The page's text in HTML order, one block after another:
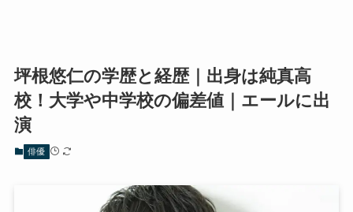
坪根悠仁の学歴と経歴｜出身は純真高
校！大学や中学校の偏差値｜エールに出
演
俳優